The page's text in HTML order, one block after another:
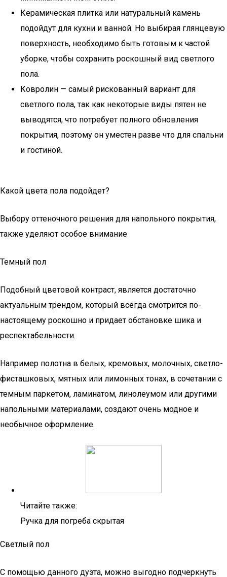
Керамическая плитка или натуральный камень
подойдут для кухни и ванной. Но выбирая глянцевую
поверхность, необходимо быть готовым к частой
уборке, чтобы сохранить роскошный вид светлого
пола.
Ковролин — самый рискованный вариант для
светлого пола, так как некоторые виды пятен не
выводятся, что потребует полного обновления
покрытия, поэтому он уместен разве что для спальни
и гостиной.
Какой цвета пола подойдет?
Выбору оттеночного решения для напольного покрытия,
также уделяют особое внимание
Темный пол
Подобный цветовой контраст, является достаточно
актуальным трендом, который всегда смотрится по-
настоящему роскошно и придает обстановке шика и
респектабельности.
Например полотна в белых, кремовых, молочных, светло-
фисташковых, мятных или лимонных тонах, в сочетании с
темным паркетом, ламинатом, линолеумом или другими
напольными материалами, создают очень модное и
необычное оформление.
Читайте также:
Ручка для погреба скрытая
Светлый пол
С помощью данного дуэта, можно выгодно подчеркнуть